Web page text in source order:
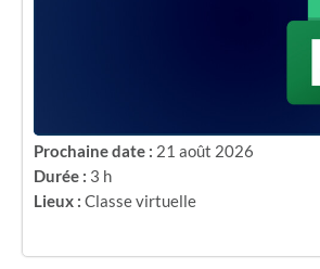
Prochaine date : 21 août 2026
Durée : 3 h
Lieux : Classe virtuelle